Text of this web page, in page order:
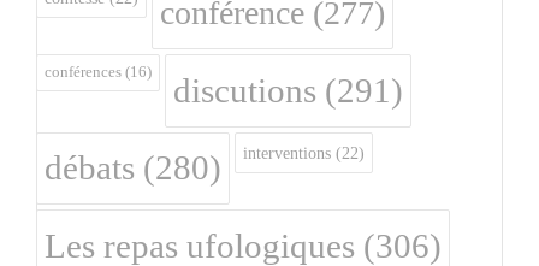
conférence (277)
conférences (16) discutions (291)
débats (280) interventions (22)
Les repas ufologiques (306)